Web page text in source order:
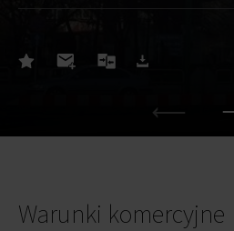
Warunki komercyjne